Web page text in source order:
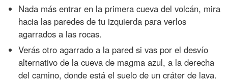
Nada más entrar en la primera cueva del volcán, mira
hacia las paredes de tu izquierda para verlos
agarrados a las rocas.
Verás otro agarrado a la pared si vas por el desvío
alternativo de la cueva de magma azul, a la derecha
del camino, donde está el suelo de un cráter de lava.